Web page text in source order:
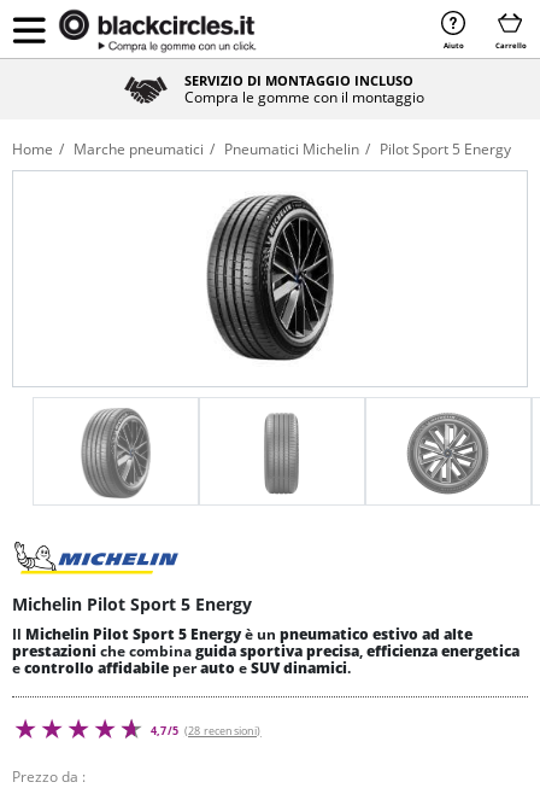
Aiuto Carrello
SERVIZIO DI MONTAGGIO INCLUSO
Compra le gomme con il montaggio
Home Marche pneumatici Pneumatici Michelin Pilot Sport 5 Energy
Michelin Pilot Sport 5 Energy
Il Michelin Pilot Sport 5 Energyè un pneumatico estivo ad alte
prestazioni che combinaguida sportiva precisa,efficienza energetica
econtrollo affidabile perauto eSUV dinamici.
4,7/5 (28 recensioni)
Prezzo da :